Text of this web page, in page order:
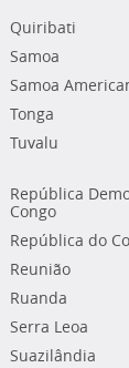
Quiribati
Samoa
Samoa
Tonga
Tuvalu
República
Congo
República do
Reunião
Ruanda
Serra Leoa
Suazilândia